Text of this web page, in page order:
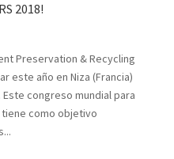
2018!
Preservation & Recycling
este año en Niza (Francia)
congreso mundial para
como objetivo